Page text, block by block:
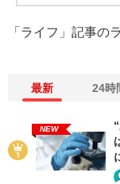
「ライフ」記事の
最新 24時
NEW